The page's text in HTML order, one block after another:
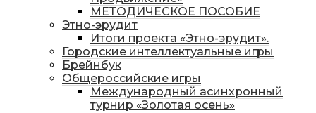
МЕТОДИЧЕСКОЕ ПОСОБИЕ
Этно-эрудит
Итоги проекта «Этно-эрудит».
Городские интеллектуальные игры
Брейнбук
Общероссийские игры
Международный асинхронный
турнир «Золотая осень»